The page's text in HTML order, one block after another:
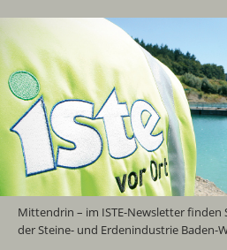
Mittendrin – im ISTE-Newsletter
der Steine- und Erdenindustrie Baden-